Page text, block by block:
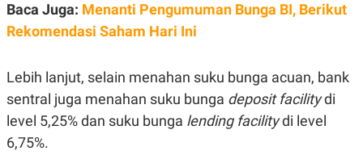
K
N
T
N
P
E
S
R
Baca Juga: Menanti Pengumuman Bunga BI, Berikut
Rekomendasi Saham Hari Ini
Lebih lanjut, selain menahan suku bunga acuan, bank
sentral juga menahan suku bunga deposit facilitydi
level 5,25% dan suku bunga lending facilitydi level
6,75%.